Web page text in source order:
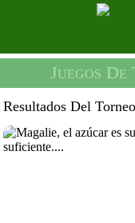
Juegos De
Resultados Del